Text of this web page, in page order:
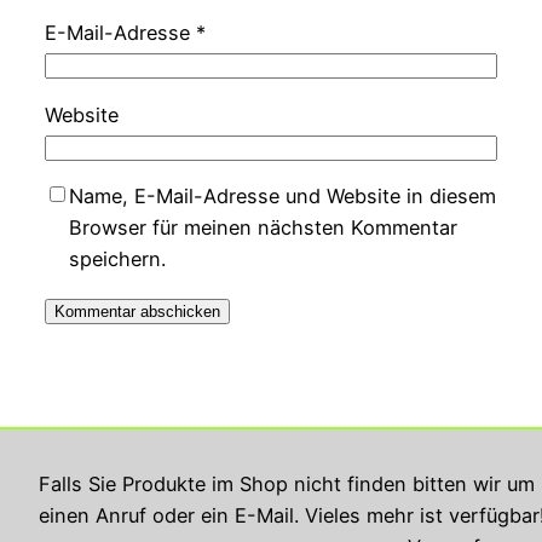
Falls Sie Produkte im Shop nicht finden bitten wir um
einen Anruf oder ein E-Mail. Vieles mehr ist
E-Mail-Adresse *
Website
Name, E-Mail-Adresse und Website in diesem
Browser für meinen nächsten Kommentar
speichern.
Impressum Datenschutzerklärung